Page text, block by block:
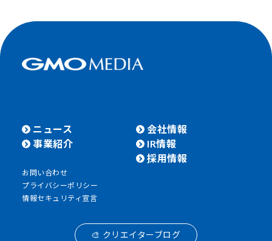
ニュース
事業紹介
会社情報
IR情報
採用情報
お問い合わせ
プライバシーポリシー
情報セキュリティ宣言
🎨 クリエイターブログ